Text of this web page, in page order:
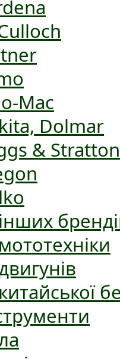
Mac
Dolmar
& Stratton